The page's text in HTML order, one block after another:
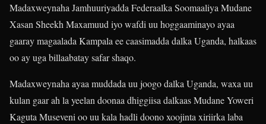
Madaxweynaha Jamhuuriyadda Federaalka Soomaaliya Mudane
Xasan Sheekh Maxamuud iyo wafdi uu hoggaaminayo ayaa
gaaray magaalada Kampala ee caasimadda dalka Uganda, halkaas
oo ay uga billaabatay safar shaqo.
Madaxweynaha ayaa muddada uu joogo dalka Uganda, waxa uu
kulan gaar ah la yeelan doonaa dhiggiisa dalkaas Mudane Yoweri
Kaguta Museveni oo uu kala hadli doono xoojinta xiriirka laba